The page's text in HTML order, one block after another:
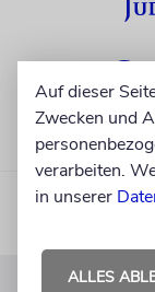
Auf dieser
Zwecken und
verarbeiten.
in unserer
ALLES